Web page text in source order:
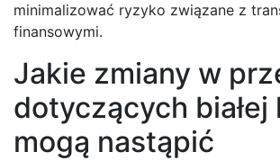
minimalizować ryzyko związane z
finansowymi.
Jakie zmiany w
dotyczących białej
mogą nastąpić